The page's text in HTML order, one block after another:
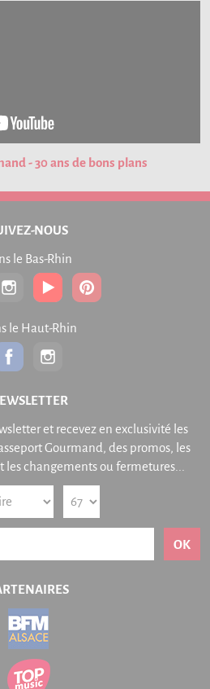
- 30 ans de bons plans
NOUS
le Bas-Rhin
le Haut-Rhin
et recevez en exclusivité les
Gourmand, des promos, les
changements ou fermetures...
OK